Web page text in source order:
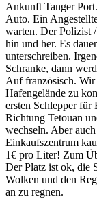
Ankunft Tanger
Auto. Ein
warten. Der Polizist
hin und her. Es
unterschreiben.
Schranke, dann
Auf französisch. Wir
Hafengelände zu
ersten Schlepper
Richtung Tetouan
wechseln. Aber
Einkaufszentrum
1€ pro Liter! Zum
Der Platz ist ok, die
Wolken und den
an zu regnen.